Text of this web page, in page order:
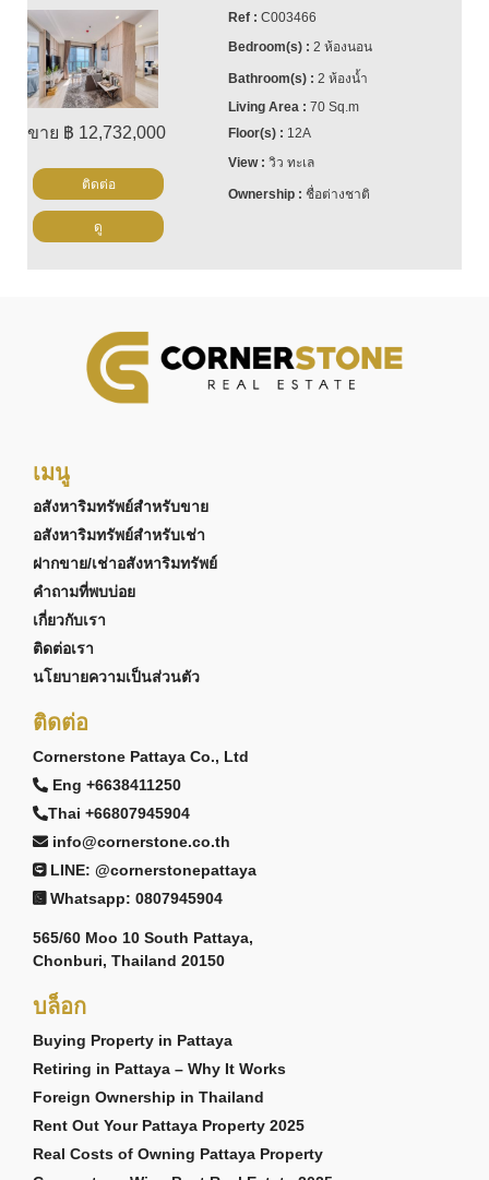
ขาย ฿ 12,732,000
C003466
2 ห้องนอน
2 ห้องน้ำ
70 Sq.m
12A
วิว ทะเล
ชื่อต่างชาติ
ติดต่อ
ดู
เมนู
อสังหาริมทรัพย์สำหรับขาย
อสังหาริมทรัพย์สำหรับเช่า
ฝากขาย/เช่าอสังหาริมทรัพย์
คำถามที่พบบ่อย
เกี่ยวกับเรา
ติดต่อเรา
นโยบายความเป็นส่วนตัว
ติดต่อ
Cornerstone Pattaya Co., Ltd
Eng +6638411250
Thai +66807945904
info@cornerstone.co.th
LINE: @cornerstonepattaya
Whatsapp: 0807945904
565/60 Moo 10 South Pattaya,
Chonburi, Thailand 20150
บล็อก
Buying Property in Pattaya
Retiring in Pattaya – Why It Works
Foreign Ownership in Thailand
Rent Out Your Pattaya Property 2025
Real Costs of Owning Pattaya Property